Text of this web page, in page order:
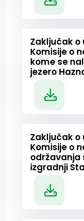
Zaključak o
Komisije o
kome se
jezero
Zaključak o
Komisije o
održavanja
izgradnji